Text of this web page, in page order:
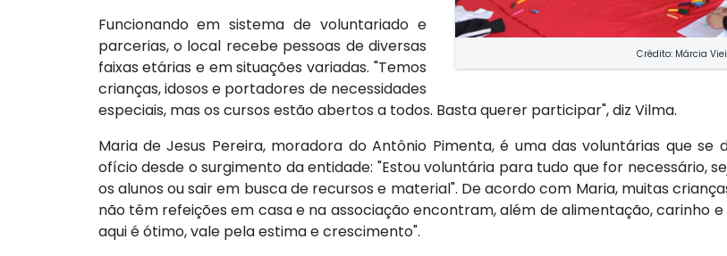
Crédito: Márcia
Funcionando em sistema de voluntariado e
parcerias, o local recebe pessoas de diversas
faixas etárias e em situações variadas. "Temos
crianças, idosos e portadores de necessidades
especiais, mas os cursos estão abertos a todos. Basta querer participar", diz Vilma.
Maria de Jesus Pereira, moradora do Antônio Pimenta, é uma das voluntárias que
ofício desde o surgimento da entidade: "Estou voluntária para tudo que for necessário,
os alunos ou sair em busca de recursos e material". De acordo com Maria, muitas
não têm refeições em casa e na associação encontram, além de alimentação, carinho e
aqui é ótimo, vale pela estima e crescimento".